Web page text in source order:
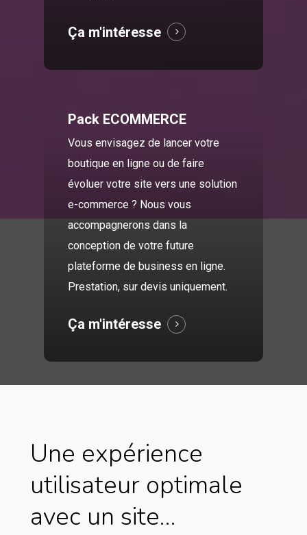
Ça m'intéresse
Pack ECOMMERCE
Vous envisagez de lancer votre
boutique en ligne ou de faire
évoluer votre site vers une solution
e-commerce ? Nous vous
accompagnerons dans la
conception de votre future
plateforme de business en ligne.
Prestation, sur devis uniquement.
Ça m'intéresse
Une expérience
utilisateur optimale
avec un site…